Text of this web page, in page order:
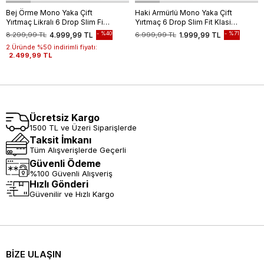
Bej Örme Mono Yaka Çift
Yırtmaç Likralı 6 Drop Slim Fit
Dar Kesim Klasik Ceket
1002240138
4.999,99 TL
8.299,99 TL %40
2.Üründe %50 indirimli fiyatı:
2.499,99 TL
Haki Armürlü Mono Yaka Çift
Yırtmaç 6 Drop Slim Fit Klasik
Ceket 10022351331.999,99 TL
6.999,99 TL %71
Ücretsiz Kargo
1500 TL ve Üzeri Siparişlerde
Taksit İmkanı
Tüm Alışverişlerde Geçerli
Güvenli Ödeme
%100 Güvenli Alışveriş
Hızlı Gönderi
Güvenilir ve Hızlı Kargo
BİZE ULAŞIN